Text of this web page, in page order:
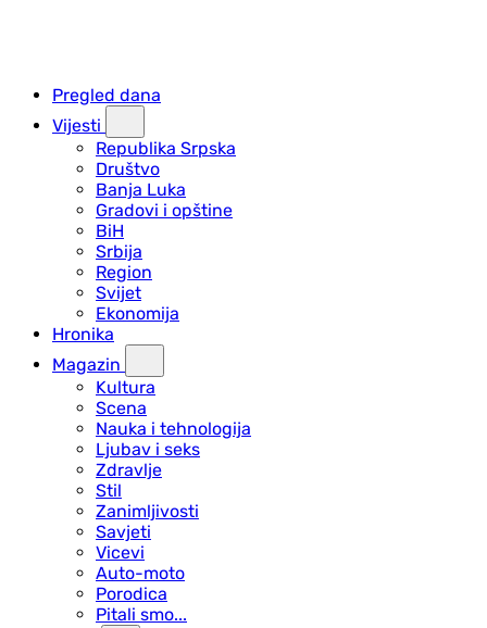
Pregled dana
Vijesti
Republika Srpska
Društvo
Banja Luka
Gradovi i opštine
BiH
Srbija
Region
Svijet
Ekonomija
Hronika
Magazin
Kultura
Scena
Nauka i tehnologija
Ljubav i seks
Zdravlje
Stil
Zanimljivosti
Savjeti
Vicevi
Auto-moto
Porodica
Pitali smo...